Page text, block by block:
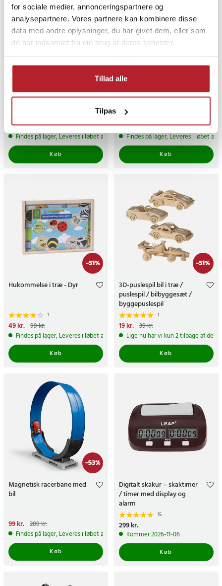
for sociale medier, annonceringspartnere og
analysepartnere. Vores partnere kan kombinere disse
data med andre oplysninger, du har givet dem, eller som
de har indsamlet fra din brug af deres tjenester.
Tillad alle
Tilpas
-61%
Ninebot 20 / F25 / F30 /
Nuværende pris:19 kr.Tidligere
pris:49 kr.
19 kr. 49 kr.
Findes på lager, Leveres i løbet af 1-2 hverdage
Køb
-33%
Nuværende pris:
159 kr.Tidligere pris:239 kr.
159 kr. 239 kr.
Findes på lager, Leveres i løbet af
Køb
-51%
Hukommelse i træ - Dyr
1
Nuværende pris
pris:99 kr.
49 kr. 99 kr.
Findes på lager, Leveres i løbet af 1-2 hverdage
Køb
-51%
3D-puslespil bil i træ /
puslespil / bilbyggesæt /
byggepuslespil
1
Nuværende pris
pris:39 kr.
19 kr. 39 kr.
Lige nu har vi kun 2 tilbage af
Køb
-53%
Magnetisk racerbane med
bil
Nuværende pris
pris:209 kr.
99 kr. 209 kr.
Findes på lager, Leveres i løbet af 1-2 hverdage
Køb
Digitalt skakur – skaktimer
/ timer med display og
alarm
15
Pris:299 kr.
299 kr.
Kommer 2026-11-06
Køb